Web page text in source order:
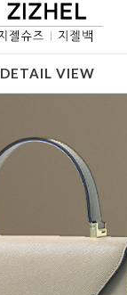
DETAIL VIEW